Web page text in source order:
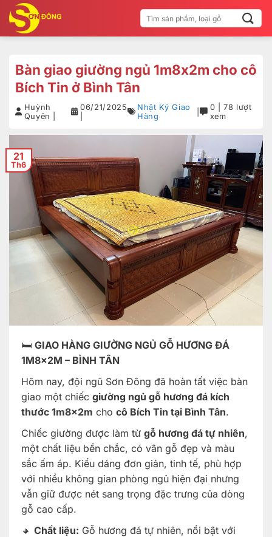
qua
nội
Tìm
kiếm:
Bàn giao giường ngủ 1m8x2m cho cô
Bích Tin ở Bình Tân
Huỳnh
Quyên |
06/21/2025
Nhật Ký Giao
Hàng
|
0 | 78 lượt
xem
21
Th6
🛏️ GIAO HÀNG GIƯỜNG NGỦ GỖ HƯƠNG ĐÁ
1M8x2M – BÌNH TÂN
Hôm nay, đội ngũ Sơn Đông đã hoàn tất việc bàn
giao một chiếc giường ngủ gỗ hương đá kích
thước 1m8x2m cho cô Bích Tin tại Bình Tân.
Chiếc giường được làm từ gỗ hương đá tự nhiên,
một chất liệu bền chắc, có vân gỗ đẹp và màu
sắc ấm áp. Kiểu dáng đơn giản, tinh tế, phù hợp
với nhiều không gian phòng ngủ hiện đại nhưng
vẫn giữ được nét sang trọng đặc trưng của dòng
gỗ cao cấp.
🔸 Chất liệu: Gỗ hương đá tự nhiên, nổi bật với